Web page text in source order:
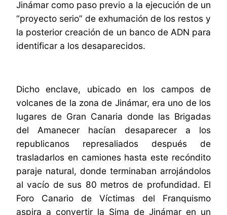
Jinámar como paso previo a la ejecución de un
“proyecto serio” de exhumación de los restos y
la posterior creación de un banco de ADN para
identificar a los desaparecidos.
Dicho enclave, ubicado en los campos de
volcanes de la zona de Jinámar, era uno de los
lugares de Gran Canaria donde las Brigadas
del Amanecer hacían desaparecer a los
republicanos represaliados después de
trasladarlos en camiones hasta este recóndito
paraje natural, donde terminaban arrojándolos
al vacío de sus 80 metros de profundidad. El
Foro Canario de Víctimas del Franquismo
aspira a convertir la Sima de Jinámar en un